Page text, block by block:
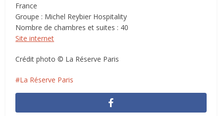
France
Groupe : Michel Reybier Hospitality
Nombre de chambres et suites : 40
Site internet
Crédit photo © La Réserve Paris
La Réserve Paris